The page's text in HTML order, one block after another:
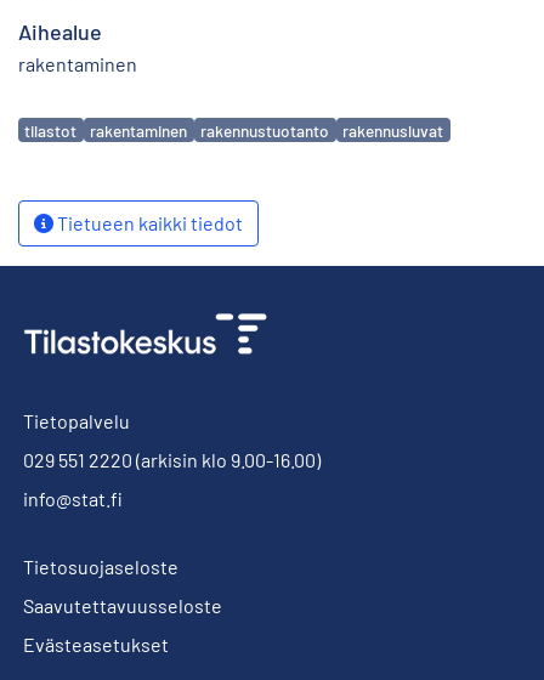
Aihealue
rakentaminen
Avainsanat
tilastot rakentaminen rakennustuotanto rakennusluvat
Tietueen kaikki tiedot
Tietopalvelu
029 551 2220 (arkisin klo 9.00-16.00)
info@stat.fi
Tietosuojaseloste
Saavutettavuusseloste
Evästeasetukset